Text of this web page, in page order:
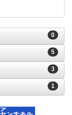
0
5
3
1